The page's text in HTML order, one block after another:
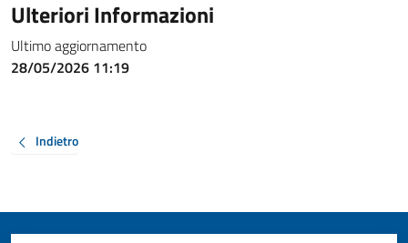
Ulteriori Informazioni
Ultimo aggiornamento
28/05/2026 11:19
Indietro